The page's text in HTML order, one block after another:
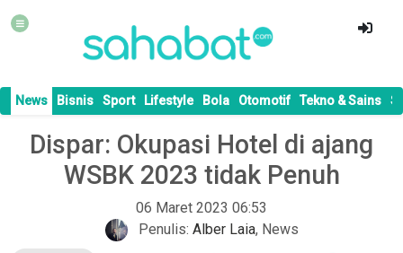
News Bisnis Sport Lifestyle Bola Otomotif Tekno & Sains
Dispar: Okupasi Hotel di ajang
WSBK 2023 tidak Penuh
06 Maret 2023 06:53
Penulis: Alber Laia, News